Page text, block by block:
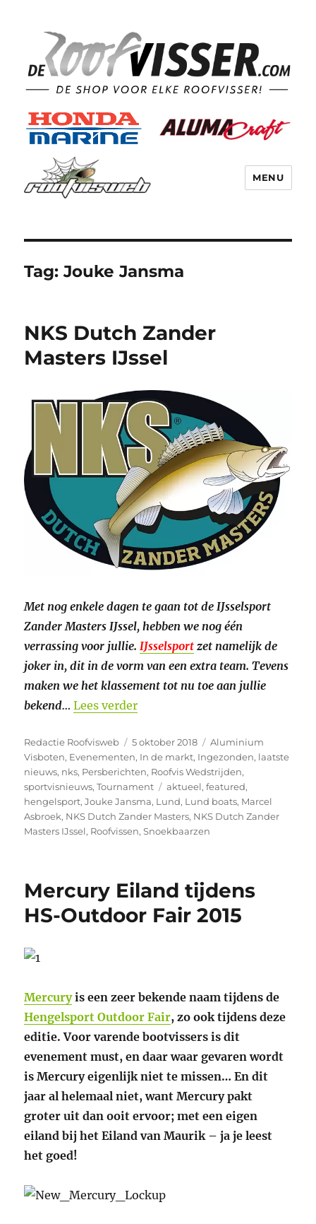
MENU
Tag:Jouke Jansma
NKS Dutch Zander
Masters IJssel
Met nog enkele dagen te gaan tot de IJsselsport
Zander Masters IJssel, hebben we nog één
verrassing voor jullie. IJsselsport zet namelijk de
joker in, dit in de vorm van een extra team. Tevens
maken we het klassement tot nu toe aan jullie
bekend… Lees verder“NKS Dutch Zander Masters
Auteur
Redactie Roofvisweb
Geplaatst
op
5 oktober 2018 Categorieën
Aluminium
Visboten, Evenementen, In de markt, Ingezonden, laatste
nieuws, nks, Persberichten, Roofvis Wedstrijden,
sportvisnieuws,Tournament Tags
aktueel,featured,
hengelsport,Jouke Jansma, Lund, Lund boats, Marcel
Asbroek, NKS Dutch Zander Masters, NKS Dutch Zander
Masters IJssel, Roofvissen,Snoekbaarzen
Mercury Eiland tijdens
HS-Outdoor Fair 2015
Mercuryis een zeer bekende naam tijdens de
Hengelsport Outdoor Fair, zo ook tijdens deze
editie. Voor varende bootvissers is dit
evenement must, en daar waar gevaren wordt
is Mercury eigenlijk niet te missen… En dit
jaar al helemaal niet, want Mercury pakt
groter uit dan ooit ervoor; met een eigen
eiland bij het Eiland van Maurik – ja je leest
het goed!